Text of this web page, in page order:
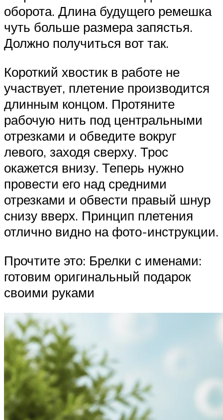
оборота. Длина будущего ремешка
чуть больше размера запястья.
Должно получиться вот так.
Короткий хвостик в работе не
участвует, плетение производится
длинным концом. Протяните
рабочую нить под центральными
отрезками и обведите вокруг
левого, заходя сверху. Трос
окажется внизу. Теперь нужно
провести его над средними
отрезками и обвести правый шнур
снизу вверх. Принцип плетения
отлично видно на фото-инструкции.
Прочтите это: Брелки с именами:
готовим оригинальный подарок
своими руками